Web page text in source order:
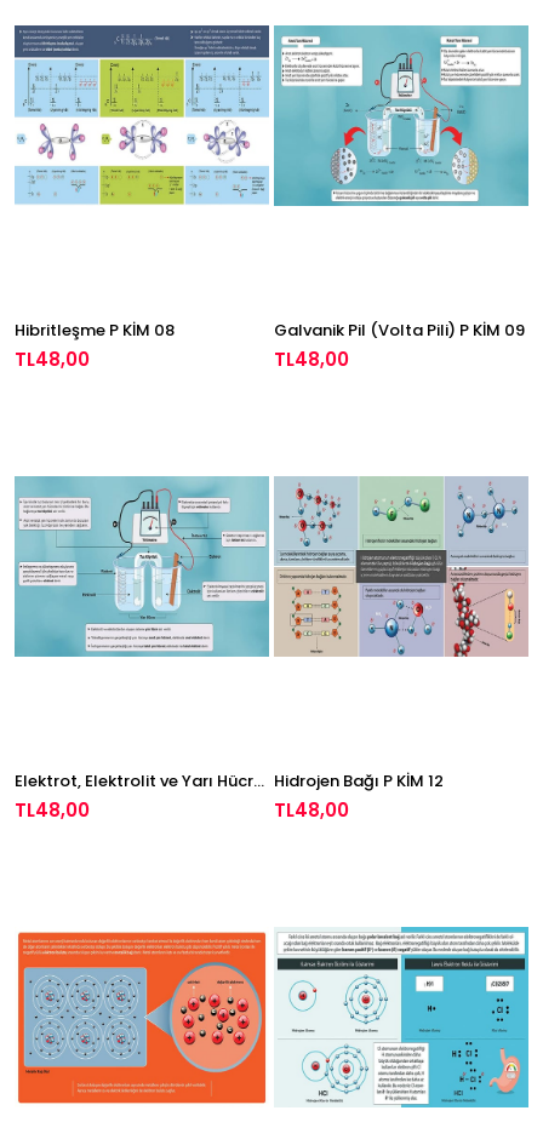
Hibritleşme P KİM 08
TL48,00
Galvanik Pil (Volta Pili) P KİM 09
TL48,00
Elektrot, Elektrolit ve Yarı Hücreler P KİM 10
TL48,00
Hidrojen Bağı P KİM 12
TL48,00